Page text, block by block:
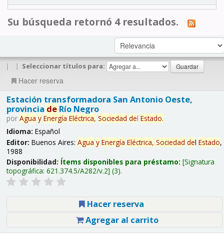
Su búsqueda retornó 4 resultados.
| | Seleccionar títulos para:
Hacer reserva
Estación transformadora San Antonio Oeste,
provincia deRío Negro
por Agua y Energía Eléctrica, Sociedad del Estado.
Idioma: Español
Editor: Buenos Aires: Agua y Energía Eléctrica, Sociedad del Estado,
1988
Disponibilidad: Ítems disponibles para préstamo: Signatura
topográfica: 621.374.5/A282/v.2 (3).
Hacer reserva
Agregar al carrito